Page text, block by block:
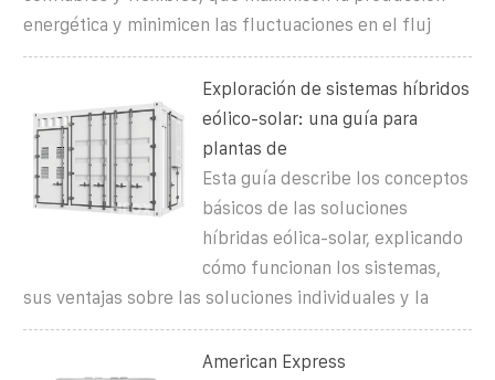
energética y minimicen las fluctuaciones en el fluj
Exploración de sistemas híbridos
eólico-solar: una guía para
plantas de
Esta guía describe los conceptos
básicos de las soluciones
híbridas eólica-solar, explicando
cómo funcionan los sistemas,
sus ventajas sobre las soluciones individuales y la
American Express